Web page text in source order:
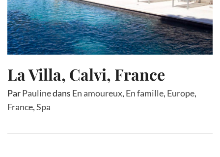
La Villa, Calvi, France
ParPaulinedans En amoureux, En famille, Europe,
France,Spa